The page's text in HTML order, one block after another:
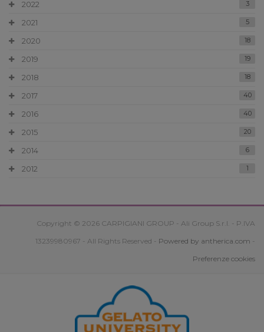
2022 3
2021 5
2020 18
2019 19
2018 18
2017 40
2016 40
2015 20
2014 6
2012 1
Copyright © 2026 CARPIGIANI GROUP - Ali Group S.r.l. - P.IVA
13239980967 - All Rights Reserved - Powered by antherica.com -
Preferenze cookies